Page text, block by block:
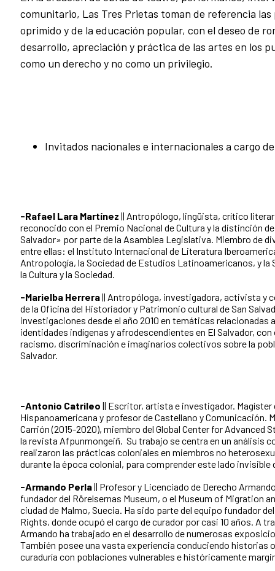
comunitario, Las Tres Prietas toman de referencia
oprimido y de la educación popular, con el deseo de
desarrollo, apreciación y práctica de las artes en los
como un derecho y no como un privilegio.
Invitados nacionales e internacionales a cargo
-Rafael Lara Martínez || Antropólogo, lingüista, crítico
reconocido con el Premio Nacional de Cultura y la distinción
Salvador» por parte de la Asamblea Legislativa. Miembro de
entre ellas: el Instituto Internacional de Literatura
Antropología, la Sociedad de Estudios Latinoamericanos, y la
la Cultura y la Sociedad.
-Marielba Herrera|| Antropóloga, investigadora, activista y
de la Oficina del Historiador y Patrimonio cultural de San
investigaciones desde el año 2010 en temáticas relacionadas
identidades indígenas y afrodescendientes en El Salvador,
racismo, discriminación e imaginarios colectivos sobre la
Salvador.
-Antonio Catrileo || Escritor, artista e investigador. Magíster
Hispanoamericana y profesor de Castellano y Comunicación.
Carrión (2015-2020), miembro del Global Center for Advanced
la revista Afpunmongeiñ. Su trabajo se centra en un análisis
realizaron las prácticas coloniales en miembros no
durante la época colonial, para comprender este lado
-Armando Perla|| Profesor y Licenciado de Derecho
fundador del Rörelsernas Museum, o el Museum of Migration
ciudad de Malmo, Suecia. Ha sido parte del equipo fundador
Rights, donde ocupó el cargo de curador por casi 10 años. A
Armando ha trabajado en el desarrollo de numerosas
También posee una vasta experiencia conduciendo historias
curaduría con poblaciones vulnerables e históricamente